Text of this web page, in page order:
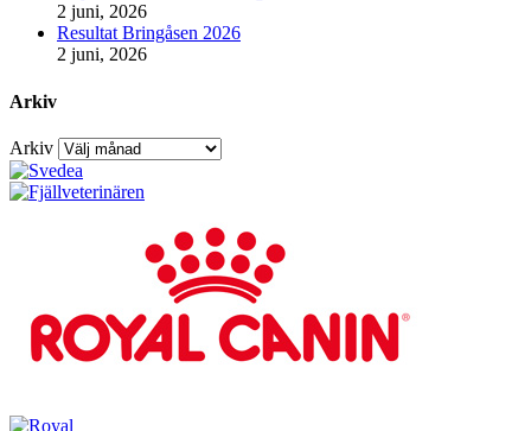
2 juni, 2026
Resultat Bringåsen 2026
2 juni, 2026
Arkiv
Arkiv